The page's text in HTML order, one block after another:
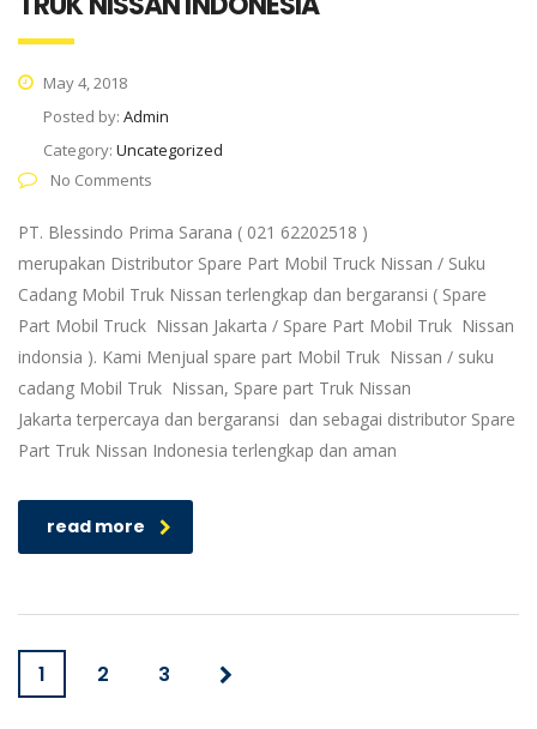
May 4, 2018
Posted by: Admin
Category: Uncategorized
No Comments
PT. Blessindo Prima Sarana ( 021 62202518 )
merupakan Distributor Spare Part Mobil Truck Nissan / Suku
Cadang Mobil Truk Nissan terlengkap dan bergaransi ( Spare
Part Mobil Truck Nissan Jakarta / Spare Part Mobil Truk Nissan
indonsia ). Kami Menjual spare part Mobil Truk Nissan / suku
cadang Mobil Truk Nissan, Spare part Truk Nissan
Jakarta terpercaya dan bergaransi dan sebagai distributor Spare
Part Truk Nissan Indonesia terlengkap dan aman
read more
1 2 3